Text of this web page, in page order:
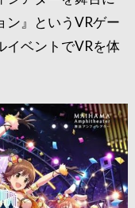
ン』というVRゲー
イベントでVRを体